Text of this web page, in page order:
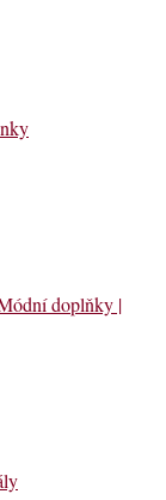
doplňky |